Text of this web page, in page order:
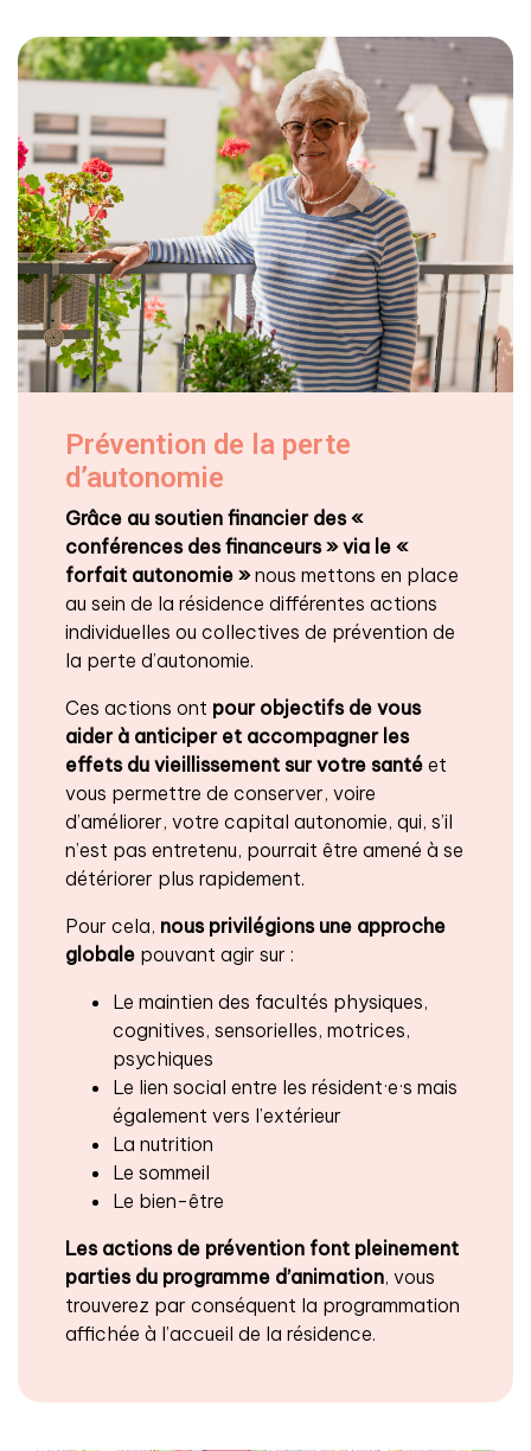
Prévention de la perte
d’autonomie
Grâce au soutien financier des «
conférences des financeurs » via le «
forfait autonomie »nous mettons en place
au sein de la résidence différentes actions
individuelles ou collectives de prévention de
la perte d’autonomie.
Ces actions ont pour objectifs de vous
aider à anticiper et accompagner les
effets du vieillissement sur votre santé et
vous permettre de conserver, voire
d’améliorer, votre capital autonomie, qui, s’il
n’est pas entretenu, pourrait être amené à se
détériorer plus rapidement.
Pour cela, nous privilégions une approche
globale pouvant agir sur :
Le maintien des facultés physiques,
cognitives, sensorielles, motrices,
psychiques
Le lien social entre les résident·e·s mais
également vers l’extérieur
La nutrition
Le sommeil
Le bien-être
Les actions de prévention font pleinement
parties du programme d’animation, vous
trouverez par conséquent la programmation
affichée à l’accueil de la résidence.